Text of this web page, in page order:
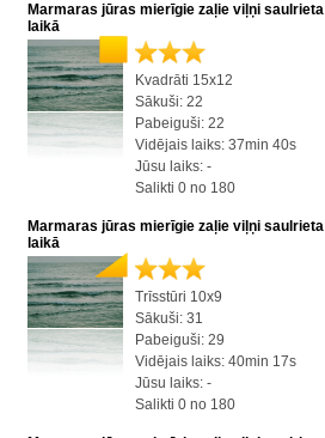
Marmaras jūras mierīgie zaļie viļņi saulrieta
laikā
Kvadrāti 15x12
Sākuši: 22
Pabeiguši: 22
Vidējais laiks: 37min 40s
Jūsu laiks: -
Salikti 0 no 180
Marmaras jūras mierīgie zaļie viļņi saulrieta
laikā
Trīsstūri 10x9
Sākuši: 31
Pabeiguši: 29
Vidējais laiks: 40min 17s
Jūsu laiks: -
Salikti 0 no 180